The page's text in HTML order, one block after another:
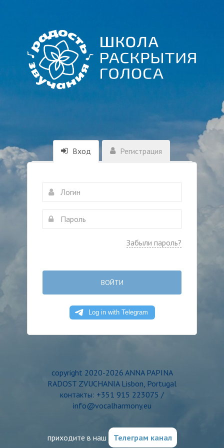
Вход Регистрация
Забыли пароль?
ВОЙТИ
copyright 2020-2026 ANNA PAPINA
RADOST ZVUCHANIA Lisbon, Portugal
контакты: +351 915 223075 /
info@vocalharmony.eu
приходите в наш Телеграм канал